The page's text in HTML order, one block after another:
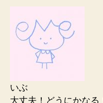
いぶ
大丈夫！どうにかなる